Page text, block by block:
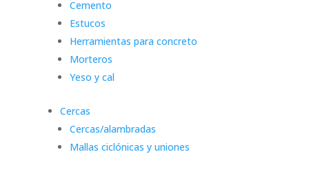
Cemento
Estucos
Herramientas para concreto
Morteros
Yeso y cal
Cercas
Cercas/alambradas
Mallas ciclónicas y uniones